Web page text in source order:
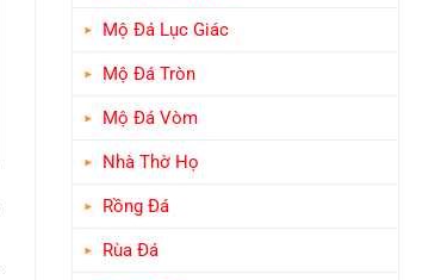
Mộ Đá Lục Giác
Mộ Đá Tròn
Mộ Đá Vòm
Nhà Thờ Họ
Rồng Đá
Rùa Đá